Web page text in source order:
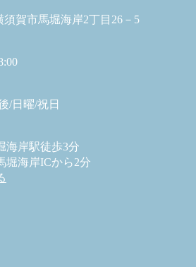
須賀市馬堀海岸2丁目26－5
/日曜/祝日
海岸駅徒歩3分
堀海岸ICから2分